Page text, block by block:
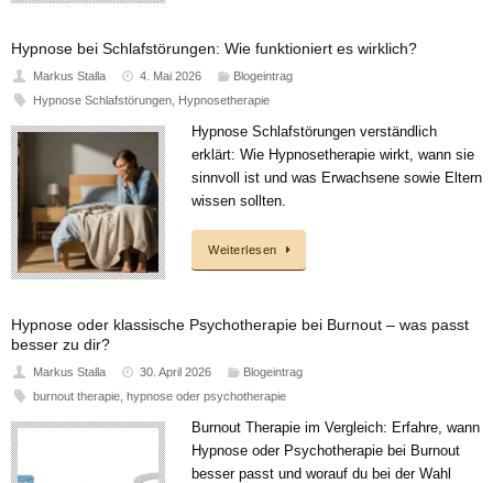
Hypnose bei Schlafstörungen: Wie funktioniert es wirklich?
Markus Stalla 4. Mai 2026
Blogeintrag
Hypnose Schlafstörungen, Hypnosetherapie
Hypnose Schlafstörungen verständlich
erklärt: Wie Hypnosetherapie wirkt, wann sie
sinnvoll ist und was Erwachsene sowie Eltern
wissen sollten.
Weiterlesen
Hypnose oder klassische Psychotherapie bei Burnout – was passt
besser zu dir?
Markus Stalla 30. April 2026
Blogeintrag
burnout therapie, hypnose oder psychotherapie
Burnout Therapie im Vergleich: Erfahre, wann
Hypnose oder Psychotherapie bei Burnout
besser passt und worauf du bei der Wahl